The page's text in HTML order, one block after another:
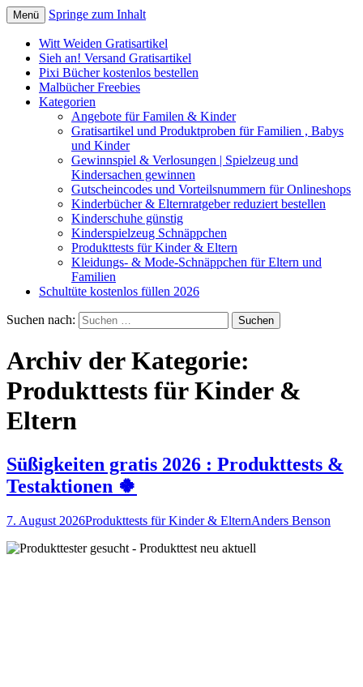
SparZwerge.de
für Eltern
Menü Springe zum Inhalt
Witt Weiden Gratisartikel
Sieh an! Versand Gratisartikel
Pixi Bücher kostenlos bestellen
Malbücher Freebies
Kategorien
Angebote für Familen & Kinder
Gratisartikel und Produktproben für Familien , Babys
und Kinder
Gewinnspiel & Verlosungen | Spielzeug und
Kindersachen gewinnen
Gutscheincodes und Vorteilsnummern für Onlineshops
Kinderbücher & Elternratgeber reduziert bestellen
Kinderschuhe günstig
Kinderspielzeug Schnäppchen
Produkttests für Kinder & Eltern
Kleidungs- & Mode-Schnäppchen für Eltern und
Familien
Schultüte kostenlos füllen 2026
Suchen nach:
Archiv der Kategorie:
Produkttests für Kinder &
Eltern
Süßigkeiten gratis 2026 : Produkttests &
Testaktionen 🍀
7. August 2026Produkttests für Kinder & ElternAnders Benson